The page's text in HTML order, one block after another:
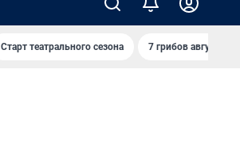
Старт театрального сезона 7 грибов августа